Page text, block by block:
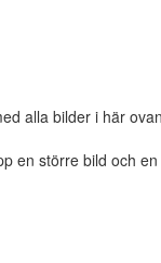
alla bilder i här
en större bild och